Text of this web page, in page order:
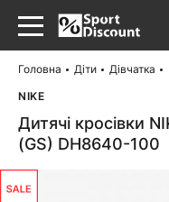
Головна Діти Дівчатка
NIKE
Дитячі кросівки
(GS) DH8640-100